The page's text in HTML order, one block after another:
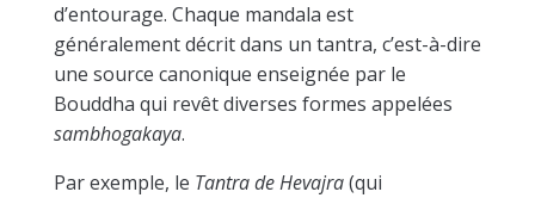
d’entourage. Chaque mandala est
généralement décrit dans un tantra, c’est-à-dire
une source canonique enseignée par le
Bouddha qui revêt diverses formes appelées
sambhogakaya.
Par exemple, le Tantra de Hevajra(qui